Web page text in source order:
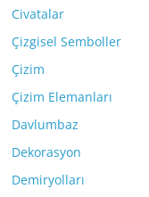
Civatalar
Çizgisel Semboller
Çizim
Çizim Elemanları
Davlumbaz
Dekorasyon
Demiryolları